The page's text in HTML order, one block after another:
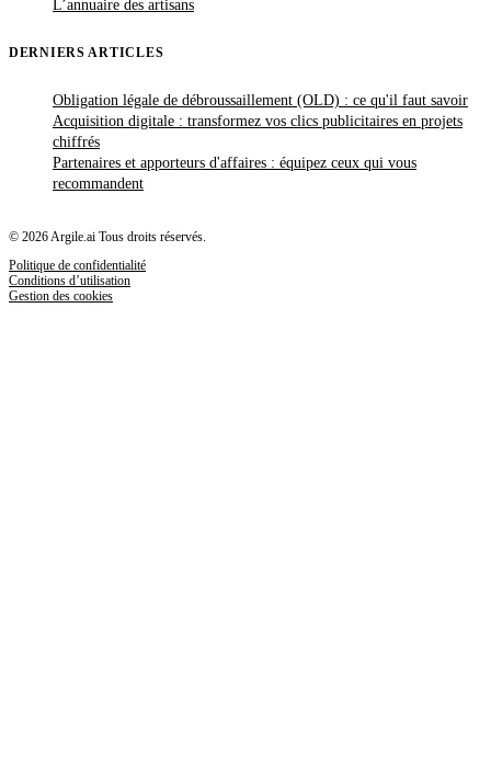
L’annuaire des artisans
DERNIERS ARTICLES
Obligation légale de débroussaillement (OLD) : ce qu'il faut savoir
Acquisition digitale : transformez vos clics publicitaires en projets
chiffrés
Partenaires et apporteurs d'affaires : équipez ceux qui vous
recommandent
© 2026 Argile.ai Tous droits réservés.
Politique de confidentialité
Conditions d’utilisation
Gestion des cookies